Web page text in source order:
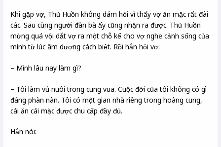
Khi gặp vợ, Thủ Huồn không dám hỏi vì thấy vợ ăn mặc rất đài
các. Sau cùng người đàn bà ấy cũng nhận ra được. Thủ Huồn
mừng quá vội dắt vợ ra một chỗ kể cho vợ nghe cảnh sống của
mình từ lúc âm dương cách biệt. Rồi hắn hỏi vợ:
– Mình lâu nay làm gì?
– Tôi làm vú nuôi trong cung vua. Cuộc đời của tôi không có gì
đáng phàn nàn. Tôi có một gian nhà riêng trong hoàng cung,
cái ăn cái mặc được chu cấp đầy đủ.
Hắn nói: